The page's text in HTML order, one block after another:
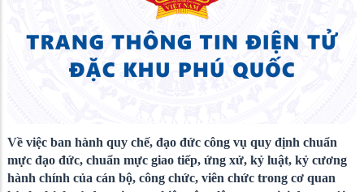
Về việc ban hành quy chế, đạo đức công vụ quy định chuẩn
mực đạo đức, chuẩn mực giao tiếp, ứng xử, kỷ luật, kỷ cương
hành chính của cán bộ, công chức, viên chức trong cơ quan